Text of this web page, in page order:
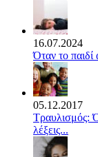
16.07.2024
Όταν το παιδί
05.12.2017
Τραυλισμός:
λέξεις...